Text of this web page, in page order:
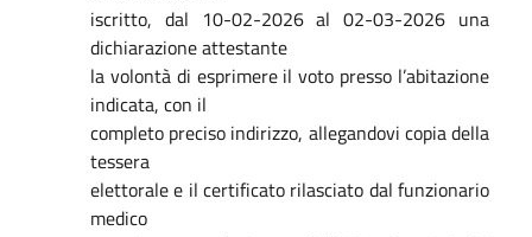
iscritto, dal 10-02-2026 al 02-03-2026 una
dichiarazione attestante
la volontà di esprimere il voto presso l’abitazione
indicata, con il
completo preciso indirizzo, allegandovi copia della
tessera
elettorale e il certificato rilasciato dal funzionario
medico